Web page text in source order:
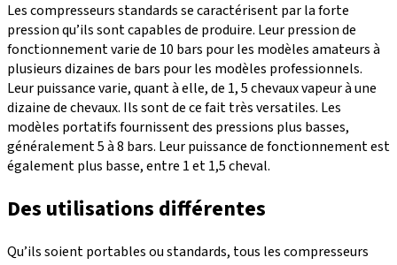
Les compresseurs standards se caractérisent par la forte
pression qu’ils sont capables de produire. Leur pression de
fonctionnement varie de 10 bars pour les modèles amateurs à
plusieurs dizaines de bars pour les modèles professionnels.
Leur puissance varie, quant à elle, de 1, 5 chevaux vapeur à une
dizaine de chevaux. Ils sont de ce fait très versatiles. Les
modèles portatifs fournissent des pressions plus basses,
généralement 5 à 8 bars. Leur puissance de fonctionnement est
également plus basse, entre 1 et 1,5 cheval.
Des utilisations différentes
Qu’ils soient portables ou standards, tous les compresseurs